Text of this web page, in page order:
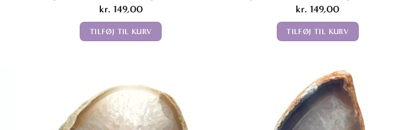
kr. 149,00
TILFØJ TIL KURV
kr. 149,00
TILFØJ TIL KURV